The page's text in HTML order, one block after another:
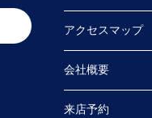
アクセスマップ
会社概要
来店予約